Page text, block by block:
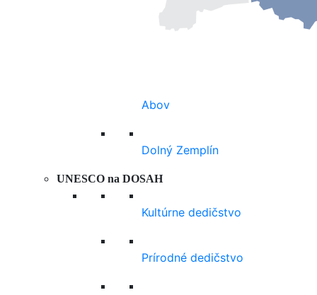
Abov
Dolný Zemplín
UNESCO na DOSAH
Kultúrne dedičstvo
Prírodné dedičstvo